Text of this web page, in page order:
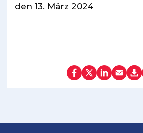
den 13. März 2024